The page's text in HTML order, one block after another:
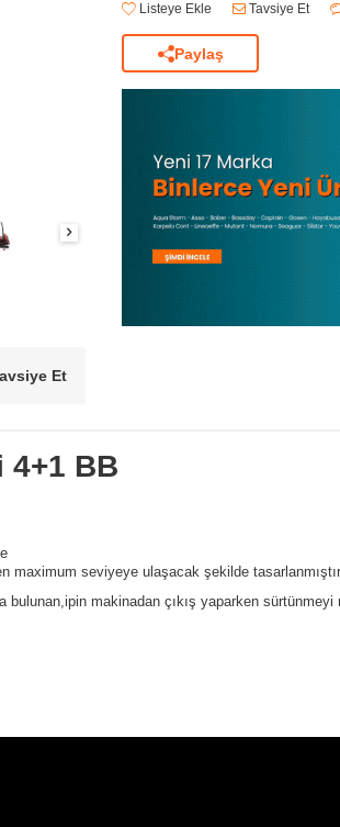
Listeye Ekle Tavsiye Et
Paylaş
Et
4+1 BB
maximum seviyeye ulaşacak şekilde
makinadan çıkış yaparken